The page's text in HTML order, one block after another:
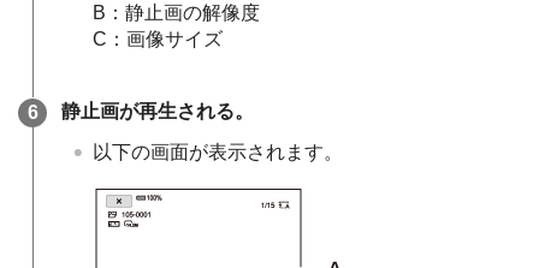
B：静止画の解像度
C：画像サイズ
静止画が再生される。
以下の画面が表示されます。